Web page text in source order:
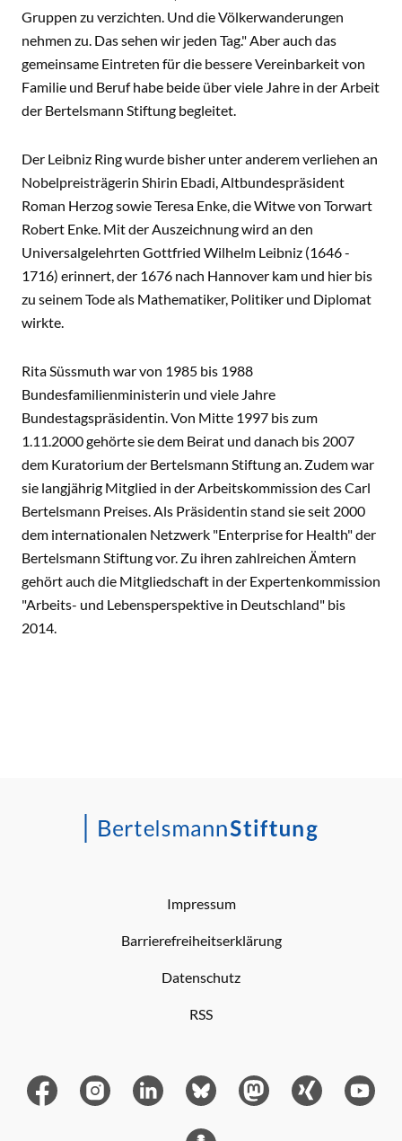
Gruppen zu verzichten. Und die Völkerwanderungen
nehmen zu. Das sehen wir jeden Tag." Aber auch das
gemeinsame Eintreten für die bessere Vereinbarkeit von
Familie und Beruf habe beide über viele Jahre in der Arbeit
der Bertelsmann Stiftung begleitet.
Der Leibniz Ring wurde bisher unter anderem verliehen an
Nobelpreisträgerin Shirin Ebadi, Altbundespräsident
Roman Herzog sowie Teresa Enke, die Witwe von Torwart
Robert Enke. Mit der Auszeichnung wird an den
Universalgelehrten Gottfried Wilhelm Leibniz (1646 -
1716) erinnert, der 1676 nach Hannover kam und hier bis
zu seinem Tode als Mathematiker, Politiker und Diplomat
wirkte.
Rita Süssmuth war von 1985 bis 1988
Bundesfamilienministerin und viele Jahre
Bundestagspräsidentin. Von Mitte 1997 bis zum
1.11.2000 gehörte sie dem Beirat und danach bis 2007
dem Kuratorium der Bertelsmann Stiftung an. Zudem war
sie langjährig Mitglied in der Arbeitskommission des Carl
Bertelsmann Preises. Als Präsidentin stand sie seit 2000
dem internationalen Netzwerk "Enterprise for Health" der
Bertelsmann Stiftung vor. Zu ihren zahlreichen Ämtern
gehört auch die Mitgliedschaft in der Expertenkommission
"Arbeits- und Lebensperspektive in Deutschland" bis
2014.
Impressum
Barrierefreiheitserklärung
Datenschutz
RSS